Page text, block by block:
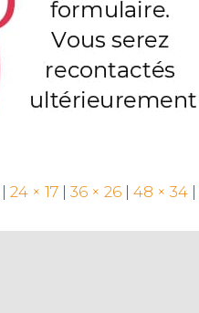
24 × 17 36 × 26 48 × 34